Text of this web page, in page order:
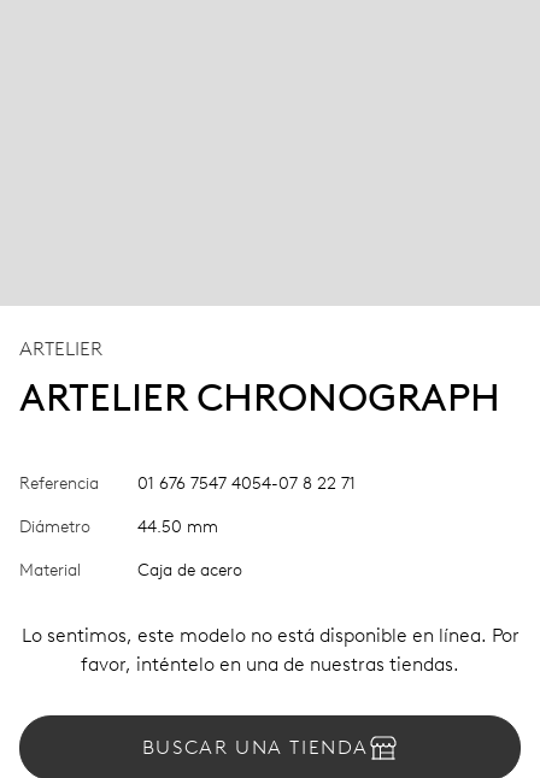
ARTELIER
ARTELIER CHRONOGRAPH
Referencia 01 676 7547 4054-07 8 22 71
Diámetro 44.50 mm
Material Caja de acero
Lo sentimos, este modelo no está disponible en línea. Por
favor, inténtelo en una de nuestras tiendas.
BUSCAR UNA TIENDA